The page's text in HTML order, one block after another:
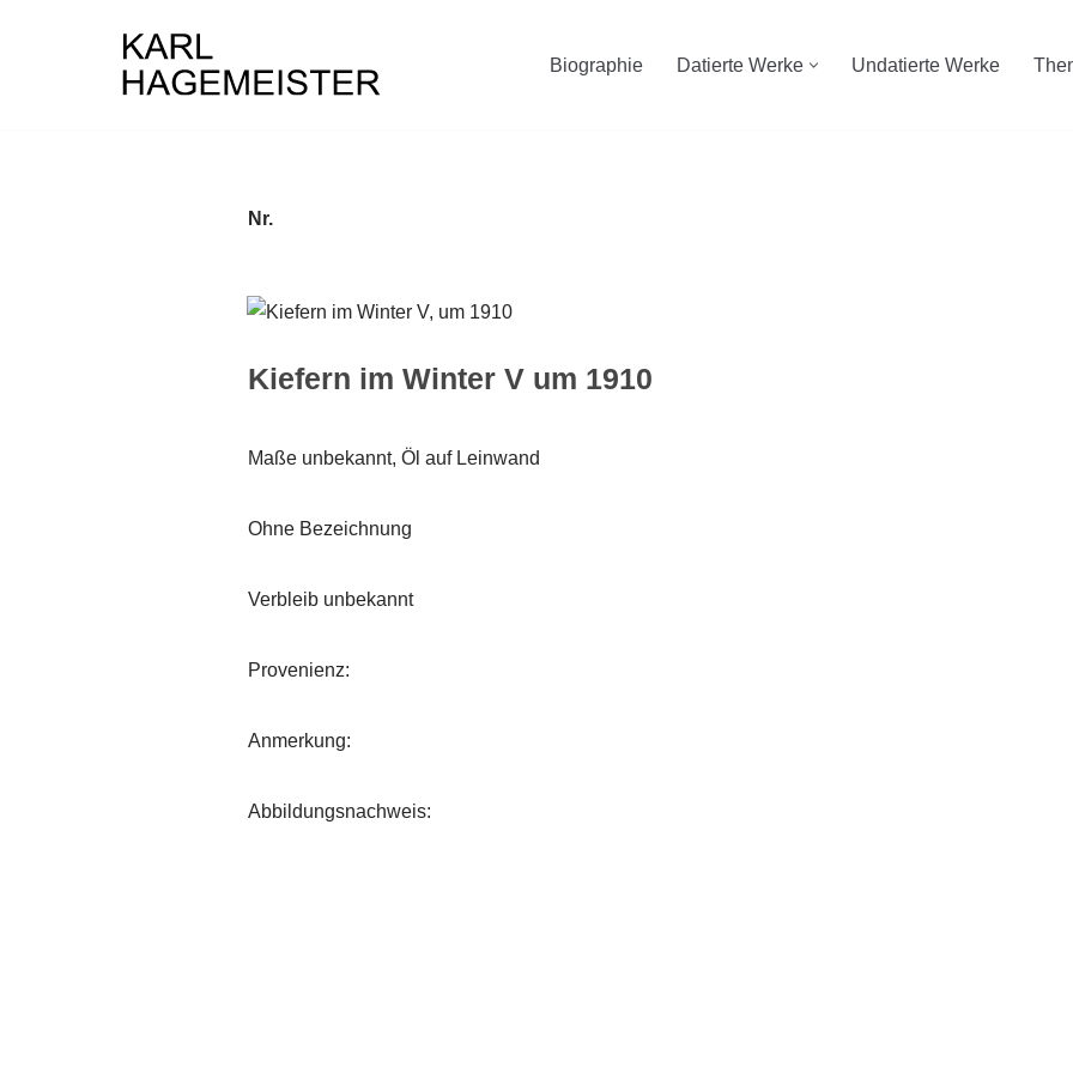
Biographie Datierte Werke Undatierte Werke
Nr.
Kiefern im Winter V um 1910
Maße unbekannt, Öl auf Leinwand
Ohne Bezeichnung
Verbleib unbekannt
Provenienz:
Anmerkung:
Abbildungsnachweis: